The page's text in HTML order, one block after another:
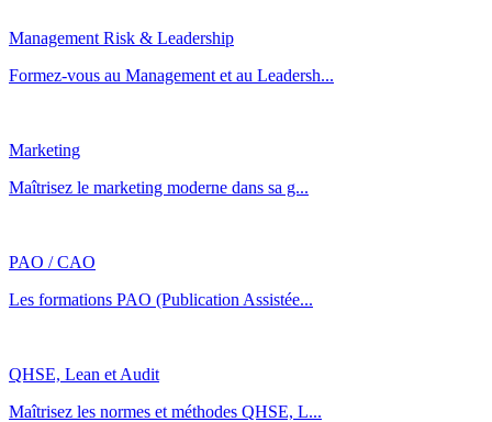
Management Risk & Leadership
Formez-vous au Management et au Leadersh...
Marketing
Maîtrisez le marketing moderne dans sa g...
PAO / CAO
Les formations PAO (Publication Assistée...
QHSE, Lean et Audit
Maîtrisez les normes et méthodes QHSE, L...